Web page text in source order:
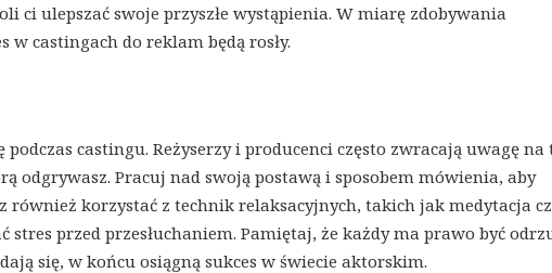
ci ulepszać swoje przyszłe wystąpienia. W miarę zdobywania
w castingach do reklam będą rosły.
castingu. Reżyserzy i producenci często zwracają uwagę na
odgrywasz. Pracuj nad swoją postawą i sposobem mówienia, aby
również korzystać z technik relaksacyjnych, takich jak medytacja
stres przed przesłuchaniem. Pamiętaj, że każdy ma prawo być
się, w końcu osiągną sukces w świecie aktorskim.